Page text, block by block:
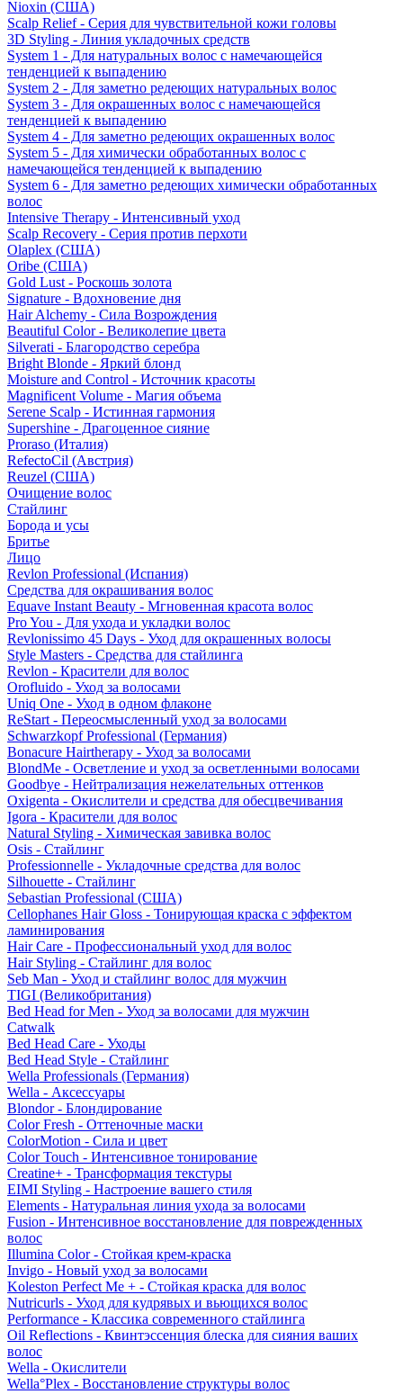
Nioxin (США)
Scalp Relief - Серия для чувствительной кожи головы
3D Styling - Линия укладочных средств
System 1 - Для натуральных волос с намечающейся
тенденцией к выпадению
System 2 - Для заметно редеющих натуральных волос
System 3 - Для окрашенных волос с намечающейся
тенденцией к выпадению
System 4 - Для заметно редеющих окрашенных волос
System 5 - Для химически обработанных волос с
намечающейся тенденцией к выпадению
System 6 - Для заметно редеющих химически обработанных
волос
Intensive Therapy - Интенсивный уход
Scalp Recovery - Серия против перхоти
Olaplex (США)
Oribe (США)
Gold Lust - Роскошь золота
Signature - Вдохновение дня
Hair Alchemy - Сила Возрождения
Beautiful Color - Великолепие цвета
Silverati - Благородство серебра
Bright Blonde - Яркий блонд
Moisture and Control - Источник красоты
Magnificent Volume - Магия объема
Serene Scalp - Истинная гармония
Supershine - Драгоценное сияние
Proraso (Италия)
RefectoCil (Австрия)
Reuzel (США)
Очищение волос
Стайлинг
Борода и усы
Бритье
Лицо
Revlon Professional (Испания)
Средства для окрашивания волос
Equave Instant Beauty - Мгновенная красота волос
Pro You - Для ухода и укладки волос
Revlonissimo 45 Days - Уход для окрашенных волосы
Style Masters - Средства для стайлинга
Revlon - Красители для волос
Orofluido - Уход за волосами
Uniq One - Уход в одном флаконе
ReStart - Переосмысленный уход за волосами
Schwarzkopf Professional (Германия)
Bonacure Hairtherapy - Уход за волосами
BlondMe - Осветление и уход за осветленными волосами
Goodbye - Нейтрализация нежелательных оттенков
Oxigenta - Окислители и средства для обесцвечивания
Igora - Красители для волос
Natural Styling - Химическая завивка волос
Osis - Стайлинг
Professionnelle - Укладочные средства для волос
Silhouette - Стайлинг
Sebastian Professional (США)
Cellophanes Hair Gloss - Тонирующая краска с эффектом
ламинирования
Hair Care - Профессиональный уход для волос
Hair Styling - Стайлинг для волос
Seb Man - Уход и стайлинг волос для мужчин
TIGI (Великобритания)
Bed Head for Men - Уход за волосами для мужчин
Catwalk
Bed Head Care - Уходы
Bed Head Style - Стайлинг
Wella Professionals (Германия)
Wella - Аксессуары
Blondor - Блондирование
Color Fresh - Оттеночные маски
ColorMotion - Сила и цвет
Color Touch - Интенсивное тонирование
Creatine+ - Трансформация текстуры
EIMI Styling - Настроение вашего стиля
Elements - Натуральная линия ухода за волосами
Fusion - Интенсивное восстановление для поврежденных
волос
Illumina Color - Стойкая крем-краска
Invigo - Новый уход за волосами
Koleston Perfect Me + - Стойкая краска для волос
Nutricurls - Уход для кудрявых и вьющихся волос
Performance - Классика современного стайлинга
Oil Reflections - Квинтэссенция блеска для сияния ваших
волос
Wella - Окислители
Wella°Plex - Восстановление структуры волос